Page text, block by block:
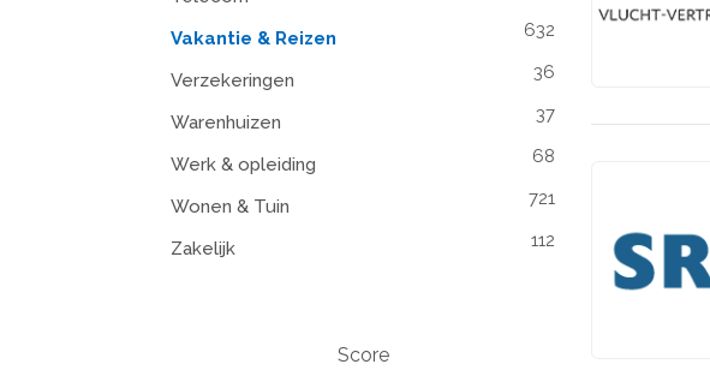
632
Vakantie & Reizen
36
Verzekeringen
37
Warenhuizen
68
Werk & opleiding
721
Wonen & Tuin
112
Zakelijk
Score